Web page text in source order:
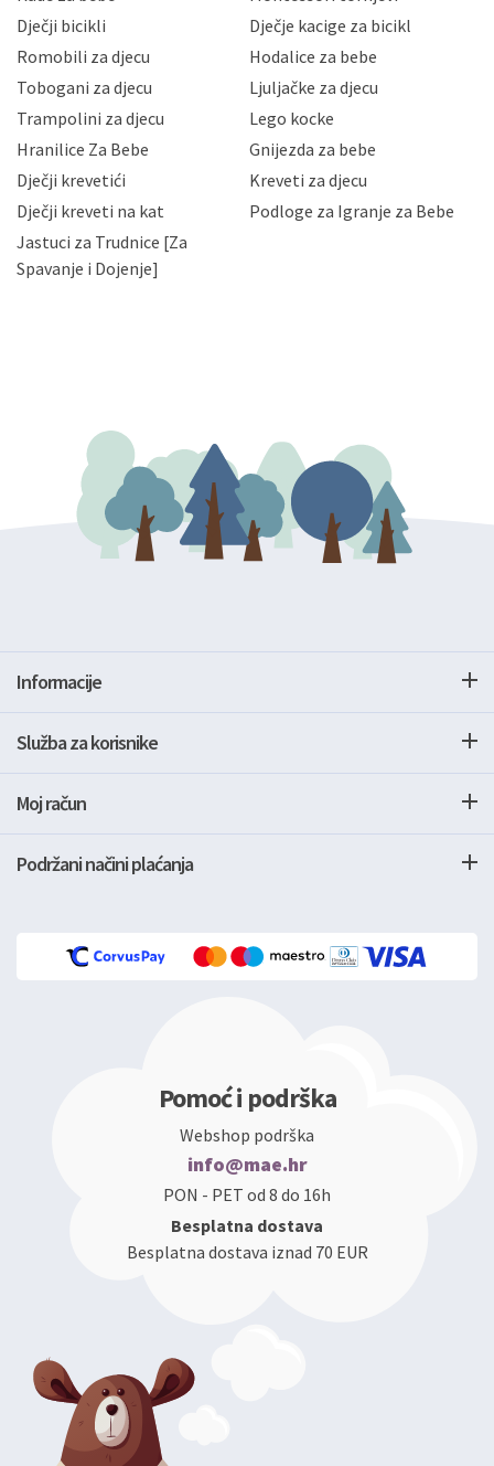
neovlaštenog pristupa, zlouporabe, otkrivanja,
gubitka ili uništenja. Mae.hr štiti privatnost svojih
korisnika i posjetitelja web stranica, čuva povjerljivost
Vaših osobnih podataka te omogućava pristup i
priopćavanje osobnih podataka samo onim svojim
zaposlenicima kojima su isti potrebni radi provedbe
slučajevima koji su dozvoljeni zakonima. Napominjemo
da možete u svako doba, u potpunosti ili djelomice,
zatražiti prestanak aktivnosti obrade Vaših osobnih
podataka. Opoziv privole možete podnijeti poštom na
gore navedenu adresu ili e-mailom na adresu:
Dječji bicikli
Dječje kacige za bicikl
Romobili za djecu
Hodalice za bebe
Tobogani za djecu
Ljuljačke za djecu
Trampolini za djecu
Lego kocke
Hranilice Za Bebe
Gnijezda za bebe
Dječji krevetići
Kreveti za djecu
Dječji kreveti na kat
Podloge za Igranje za Bebe
Jastuci za Trudnice [Za
Spavanje i Dojenje]
Informacije
Služba za korisnike
Moj račun
Podržani načini plaćanja
Pomoć i podrška
Webshop podrška
info@mae.hr
PON - PET od 8 do 16h
Besplatna dostava
Besplatna dostava iznad 70 EUR